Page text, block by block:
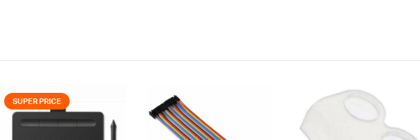
SUPER PRICE